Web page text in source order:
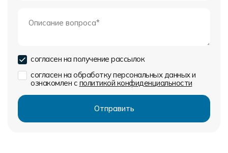
согласен на получение рассылок
согласен на обработку персональных данных и
ознакомлен с политикой конфиденциальности